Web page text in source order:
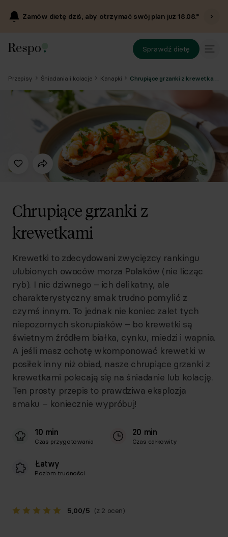
Zamów dietę dziś, aby otrzymać swój plan już18.08.*
Sprawdź dietę
Przepisy Śniadania i kolacje Kanapki
Chrupiące grzanki z
krewetkami
Krewetki to zdecydowani zwycięzcy rankingu
ulubionych owoców morza Polaków (nie licząc
ryb). I nic dziwnego – ich delikatny, ale
charakterystyczny smak trudno pomylić z
czymś innym. To jednak nie koniec zalet tych
niepozornych skorupiaków – bo krewetki są
świetnym źródłem białka, cynku, miedzi i wapnia.
A jeśli masz ochotę wkomponować krewetki w
posiłek inny niż obiad, nasze chrupiące grzanki z
krewetkami polecają się na śniadanie lub kolację.
Ten prosty przepis to prawdziwa eksplozja
smaku – koniecznie wypróbuj!
10 min
Czas przygotowania
20 min
Czas całkowity
Łatwy
Poziom trudności
5,00/5 (z 2 ocen)